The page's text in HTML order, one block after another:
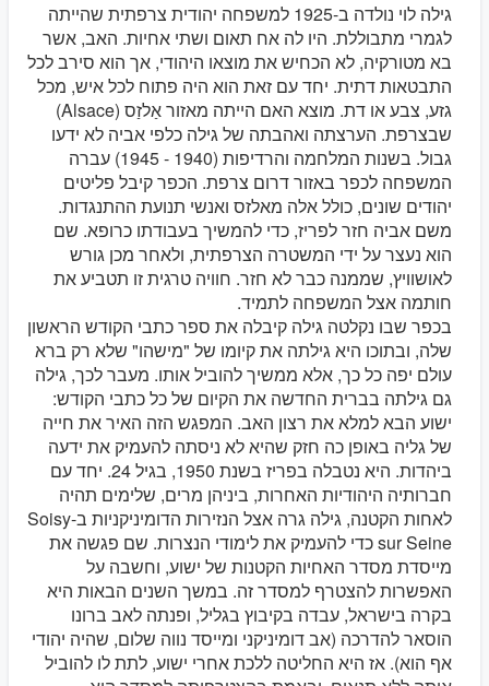
גילה לוי נולדה ב-1925 למשפחה יהודית צרפתית שהייתה
לגמרי מתבוללת. היו לה אח תאום ושתי אחיות. האב, אשר
בא מטורקיה, לא הכחיש את מוצאו היהודי, אך הוא סירב לכל
התבטאות דתית. יחד עם זאת הוא היה פתוח לכל איש, מכל
גזע, צבע או דת. מוצא האם הייתה מאזור אַלזַס (Alsace)
שבצרפת. הערצתה ואהבתה של גילה כלפי אביה לא ידעו
גבול. בשנות המלחמה והרדיפות (1940 - 1945) עברה
המשפחה לכפר באזור דרום צרפת. הכפר קיבל פליטים
יהודים שונים, כולל אלה מאלזס ואנשי תנועת ההתנגדות.
משם אביה חזר לפריז, כדי להמשיך בעבודתו כרופא. שם
הוא נעצר על ידי המשטרה הצרפתית, ולאחר מכן גורש
לאושוויץ, שממנה כבר לא חזר. חוויה טרגית זו תטביע את
חותמה אצל המשפחה לתמיד.
בכפר שבו נקלטה גילה קיבלה את ספר כתבי הקודש הראשון
שלה, ובתוכו היא גילתה את קיומו של "מישהו" שלא רק ברא
עולם יפה כל כך, אלא ממשיך להוביל אותו. מעבר לכך, גילה
גם גילתה בברית החדשה את הקיום של כל כתבי הקודש:
ישוע הבא למלא את רצון האב. המפגש הזה האיר את חייה
של גליה באופן כה חזק שהיא לא ניסתה להעמיק את ידעה
ביהדות. היא נטבלה בפריז בשנת 1950, בגיל 24. יחד עם
חברותיה היהודיות האחרות, ביניהן מרים, שלימים תהיה
לאחות הקטנה, גילה גרה אצל הנזירות הדומיניקניות בSoisy-
sur Seine כדי להעמיק את לימודי הנצרות. שם פגשה את
מייסדת מסדר האחיות הקטנות של ישוע, וחשבה על
האפשרות להצטרף למסדר זה. במשך השנים הבאות היא
בקרה בישראל, עבדה בקיבוץ בגליל, ופנתה לאב ברונו
הוסאר להדרכה (אב דומיניקני ומייסד נווה שלום, שהיה יהודי
אף הוא). אז היא החליטה ללכת אחרי ישוע, לתת לו להוביל